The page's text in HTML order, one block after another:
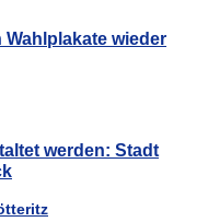
wieder
werden: Stadt